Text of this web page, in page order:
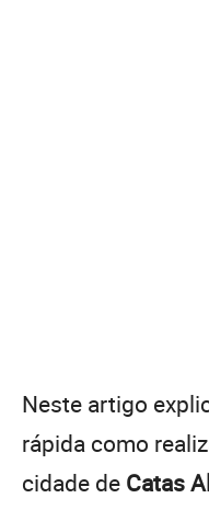
Neste artigo
rápida como
cidade de Catas